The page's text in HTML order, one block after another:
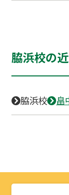
脇浜校の
脇浜校 畠